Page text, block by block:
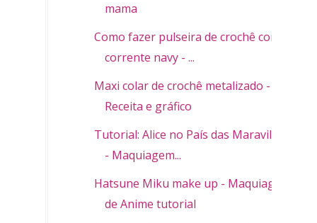
mama
Como fazer pulseira de crochê com
corrente navy - ...
Maxi colar de crochê metalizado -
Receita e gráfico
Tutorial: Alice no País das Maravilhas
- Maquiagem...
Hatsune Miku make up - Maquiagem
de Anime tutorial